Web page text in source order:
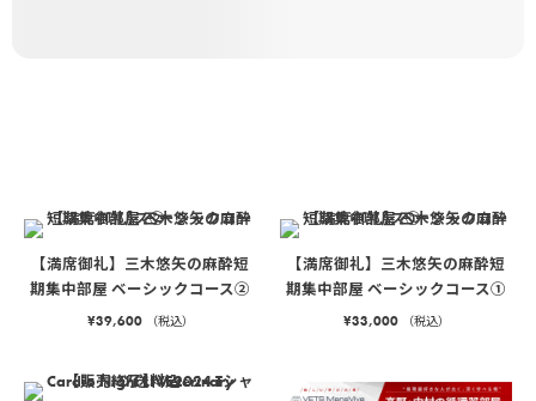
【満席御礼】三木悠矢の麻酔短
期集中部屋 ベーシックコース②
¥39,600 （税込）
【満席御礼】三木悠矢の麻酔短
期集中部屋 ベーシックコース①
¥33,000 （税込）